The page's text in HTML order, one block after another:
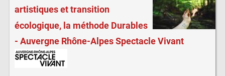
artistiques et transition
écologique, la méthode Durables
- Auvergne Rhône-Alpes Spectacle Vivant